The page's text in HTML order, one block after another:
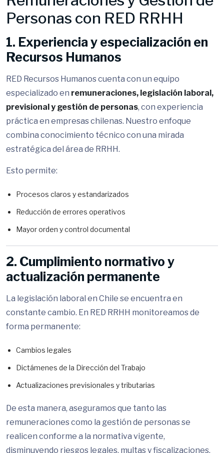
Personas con RED RRHH
1. Experiencia y especialización en
Recursos Humanos
RED Recursos Humanos cuenta con un equipo
especializado en remuneraciones, legislación laboral,
previsional y gestión de personas, con experiencia
práctica en empresas chilenas. Nuestro enfoque
combina conocimiento técnico con una mirada
estratégica del área de RRHH.
Esto permite:
Procesos claros y estandarizados
Reducción de errores operativos
Mayor orden y control documental
2. Cumplimiento normativo y
actualización permanente
La legislación laboral en Chile se encuentra en
constante cambio. En RED RRHH monitoreamos de
forma permanente:
Cambios legales
Dictámenes de la Dirección del Trabajo
Actualizaciones previsionales y tributarias
De esta manera, aseguramos que tanto las
remuneraciones como la gestión de personas se
realicen conforme a la normativa vigente,
disminuyendo riesgos legales, multas y fiscalizaciones.